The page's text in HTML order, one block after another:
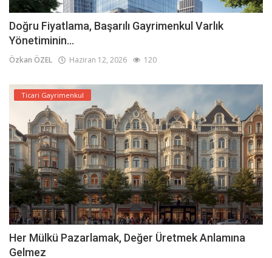
Doğru Fiyatlama, Başarılı Gayrimenkul Varlık
Yönetiminin...
Özkan ÖZEL Haziran 12, 2026 120
Ticari Gayrimenkul
Her Mülkü Pazarlamak, Değer Üretmek Anlamına
Gelmez